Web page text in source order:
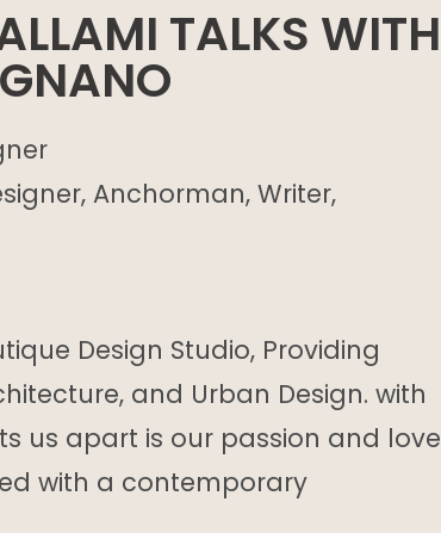
TALKS WITH
Anchorman, Writer,
Design Studio, Providing
and Urban Design. with
us apart is our passion and love
with a contemporary